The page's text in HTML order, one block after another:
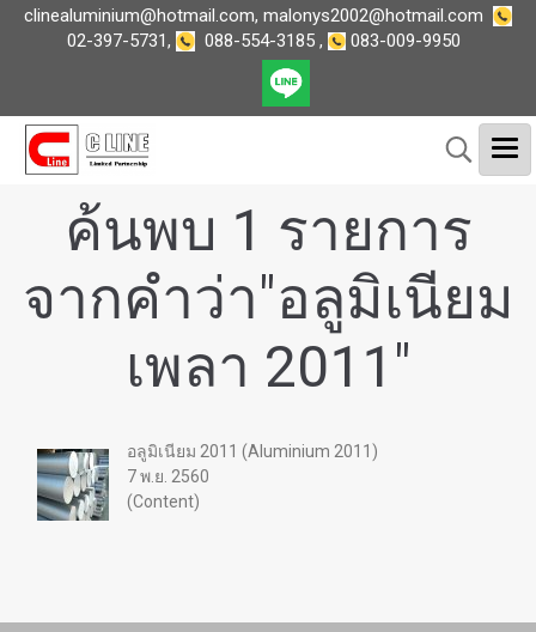
clinealuminium@hotmail.com, malonys2002@hotmail.com
02-397-5731, 088-554-3185, 083-009-9950
ค้นพบ 1 รายการ
จากคำว่า"อลูมิเนียม
เพลา 2011"
อลูมิเนียม 2011 (Aluminium 2011)
7 พ.ย. 2560
(Content)